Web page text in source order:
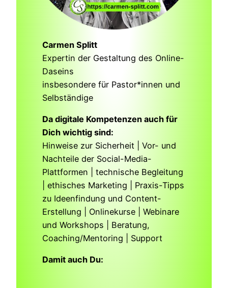
Carmen Splitt
Expertin der Gestaltung des Online-
Daseins
insbesondere für Pastor*innen und
Selbständige
Da digitale Kompetenzen auch für
Dich wichtig sind:
Hinweise zur Sicherheit | Vor- und
Nachteile der Social-Media-
Plattformen | technische Begleitung
| ethisches Marketing | Praxis-Tipps
zu Ideenfindung und Content-
Erstellung | Onlinekurse | Webinare
und Workshops | Beratung,
Coaching/Mentoring | Support
Damit auch Du: